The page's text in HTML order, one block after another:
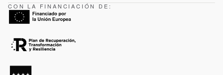
CON LA FINANCIACIÓN DE: